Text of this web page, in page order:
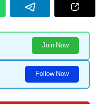
Join Now
Follow Now